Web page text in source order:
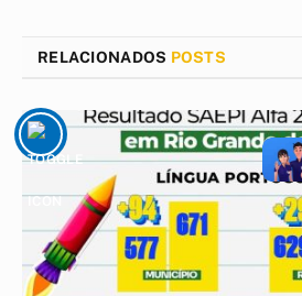
RELACIONADOS POSTS